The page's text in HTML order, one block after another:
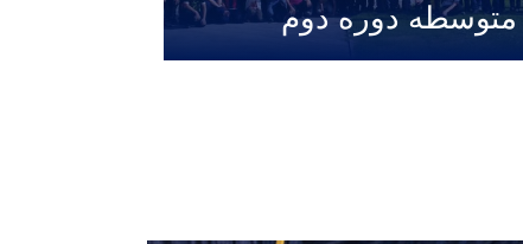
متوسطه دوره دوم